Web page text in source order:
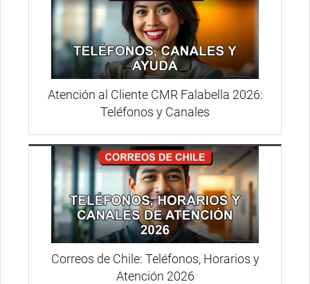
Atención al Cliente CMR Falabella 2026:
Teléfonos y Canales
Correos de Chile: Teléfonos, Horarios y
Atención 2026